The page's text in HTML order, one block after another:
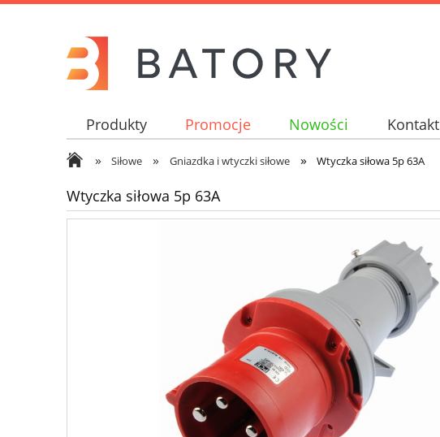
Produkty Promocje Nowości Kontakt
» Siłowe » Gniazdka i wtyczki siłowe » Wtyczka siłowa 5p 63A
Wtyczka siłowa 5p 63A